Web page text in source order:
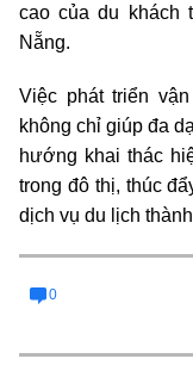
cao của du khách
Nẵng.
Việc phát triển
không chỉ giúp đa
hướng khai thác
trong đô thị, thúc
dịch vụ du lịch
0